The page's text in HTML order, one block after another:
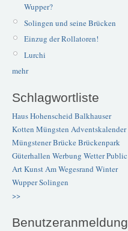
Wupper?
Solingen und seine Brücken
Einzug der Rollatoren!
Lurchi
mehr
Schlagwortliste
Haus Hohenscheid Balkhauser
Kotten Müngsten Adventskalender
Müngstener BrückeBrückenpark
Güterhallen Werbung WetterPublic
ArtKunstAm Wegesrand Winter
WupperSolingen
>>
Benutzeranmeldung